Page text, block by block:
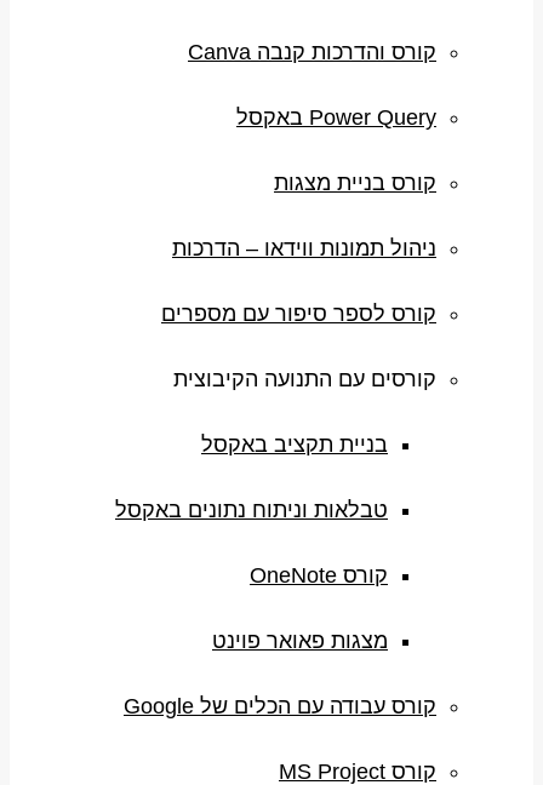
קורס והדרכות קנבה Canva
Power Query באקסל
קורס בניית מצגות
ניהול תמונות ווידאו – הדרכות
קורס לספר סיפור עם מספרים
קורסים עם התנועה הקיבוצית
בניית תקציב באקסל
טבלאות וניתוח נתונים באקסל
קורס OneNote
מצגות פאואר פוינט
קורס עבודה עם הכלים של Google
קורס MS Project